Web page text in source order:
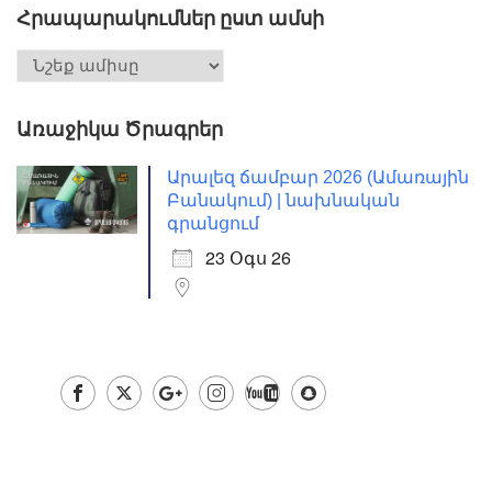
Հրապարակումներ ըստ ամսի
Առաջիկա Ծրագրեր
Արալեզ ճամբար 2026 (Ամառային
Բանակում) | նախնական
գրանցում
23 Օգս 26